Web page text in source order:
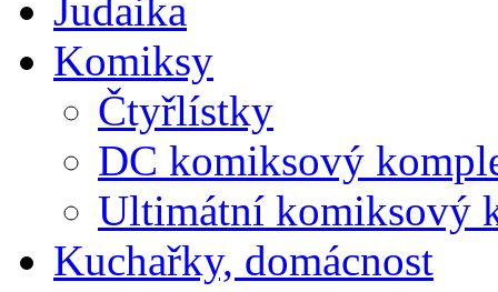
Judaika
Komiksy
Čtyřlístky
DC komiksový
Ultimátní komiksový
Kuchařky, domácnost